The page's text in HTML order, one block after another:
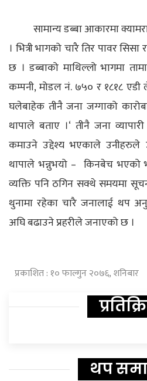
सामान्य डब्बा आकारमा
। भित्री भागको चारै तिर पावर
छ । डब्बाको माथिल्लो भागमा
कम्पनी, मोडल नं. ७५० र १८१८
घलेबाहेक तीनै जना जग्गाको
थापाले बताए ।‘ तीनै जना
कमाउने उद्देश्य भएकाले उनीहरुले
थापाले भन्नुभयो – किनबेच भएको
व्यक्ति पनि ठगिन सक्थे समयमा
थुनामा रहेका चारै जनालाई थप
अघि बढाउने प्रहरीले जनाएको छ ।
प्रकाशित : १० फाल्गुन २०७६, शनिबार
थप